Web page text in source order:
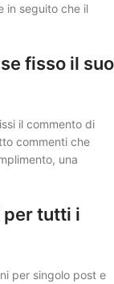
in seguito che il
fisso il suo
il commento di
commenti che
una
per tutti i
per singolo post e